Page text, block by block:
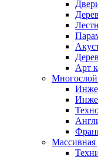
Арт
Массивная